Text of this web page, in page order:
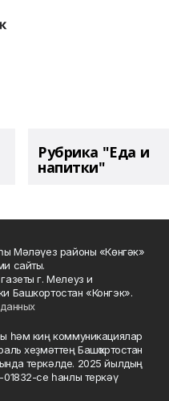
Рубрика "Еда и
напитки"
Мәләүез районы «Көнгәк»
сайты.
г. Мелеуз и
Башкортостан «Конгэк».
һәм киң коммуникациялар
хеҙмәттең Башҡортостан
теркәлде. 2025 йылдың
се һанлы теркәү